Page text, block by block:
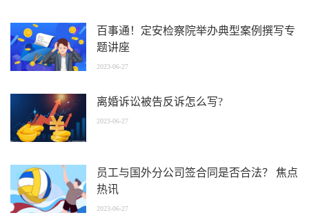
百事通！定安检察院举办典型案例撰写专
题讲座
2023-06-27
离婚诉讼被告反诉怎么写?
2023-06-27
员工与国外分公司签合同是否合法？ 焦点
热讯
2023-06-27